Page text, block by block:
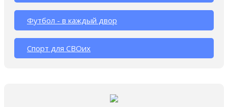
Футбол - в каждый двор
Спорт для СВОих